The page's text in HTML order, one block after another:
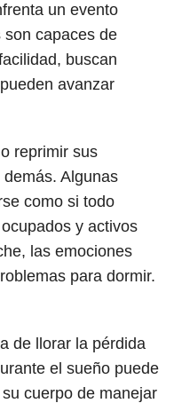
un evento
son capaces de
buscan
avanzar
reprimir sus
Algunas
como si todo
y activos
las emociones
para dormir.
de llorar la pérdida
el sueño puede
cuerpo de manejar